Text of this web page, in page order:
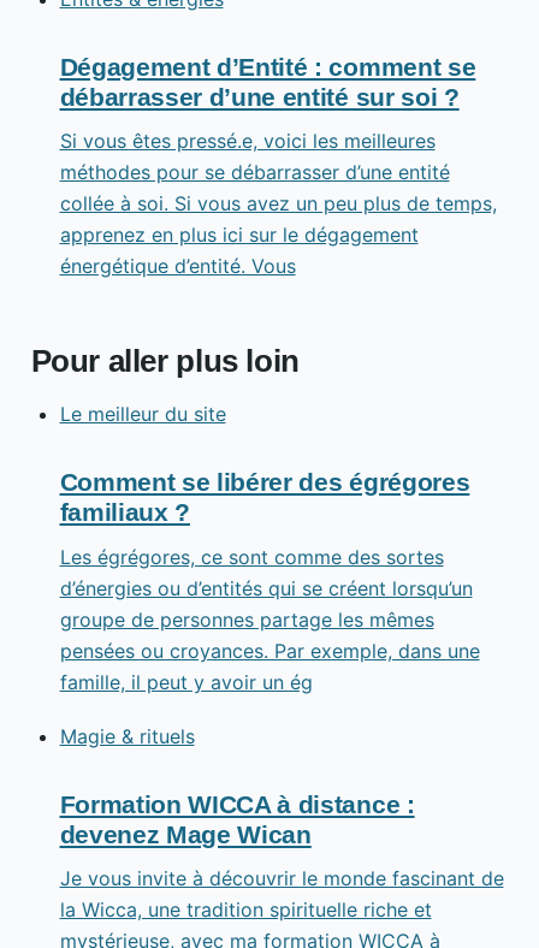
Dégagement d’Entité : comment se
débarrasser d’une entité sur soi ?
Si vous êtes pressé.e, voici les meilleures
méthodes pour se débarrasser d’une entité
collée à soi. Si vous avez un peu plus de temps,
apprenez en plus ici sur le dégagement
énergétique d’entité. Vous
Pour aller plus loin
Le meilleur du site
Comment se libérer des égrégores
familiaux ?
Les égrégores, ce sont comme des sortes
d’énergies ou d’entités qui se créent lorsqu’un
groupe de personnes partage les mêmes
pensées ou croyances. Par exemple, dans une
famille, il peut y avoir un ég
Magie & rituels
Formation WICCA à distance :
devenez Mage Wican
Je vous invite à découvrir le monde fascinant de
la Wicca, une tradition spirituelle riche et
mystérieuse, avec ma formation WICCA à